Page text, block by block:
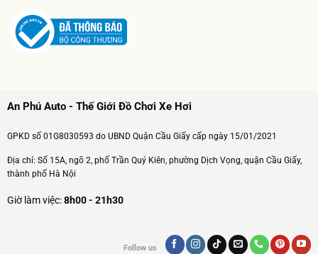
An Phú Auto - Thế Giới Đồ Chơi Xe Hơi
GPKD số 01G8030593 do UBND Quận Cầu Giấy cấp ngày 15/01/2021
Địa chỉ: Số 15A, ngõ 2, phố Trần Quý Kiên, phường Dịch Vọng, quận Cầu Giấy,
thành phố Hà Nội
Giờ làm việc:8h00 - 21h30
Follow us